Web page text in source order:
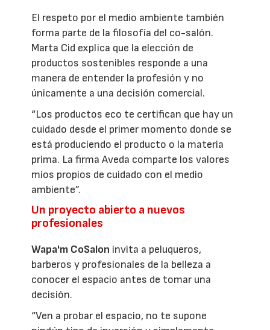
El respeto por el medio ambiente también
forma parte de la filosofía del co-salón.
Marta Cid explica que la elección de
productos sostenibles responde a una
manera de entender la profesión y no
únicamente a una decisión comercial.
“Los productos eco te certifican que hay un
cuidado desde el primer momento donde se
está produciendo el producto o la materia
prima. La firma Aveda comparte los valores
míos propios de cuidado con el medio
ambiente”.
Un proyecto abierto a nuevos
profesionales
Wapa'm CoSalon invita a peluqueros,
barberos y profesionales de la belleza a
conocer el espacio antes de tomar una
decisión.
“Ven a probar el espacio, no te supone